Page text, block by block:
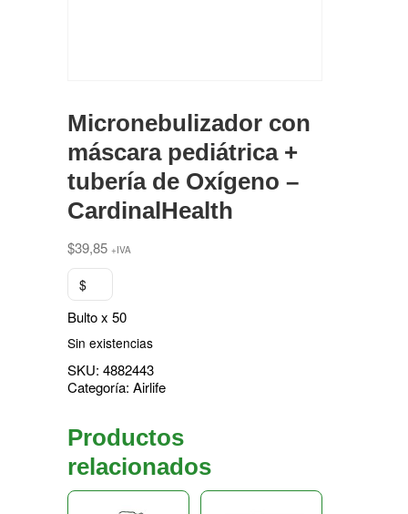
Micronebulizador con
máscara pediátrica +
tubería de Oxígeno –
CardinalHealth
$39,85 +IVA
$
Bulto x 50
Sin existencias
SKU: 4882443
Categoría: Airlife
Productos
relacionados